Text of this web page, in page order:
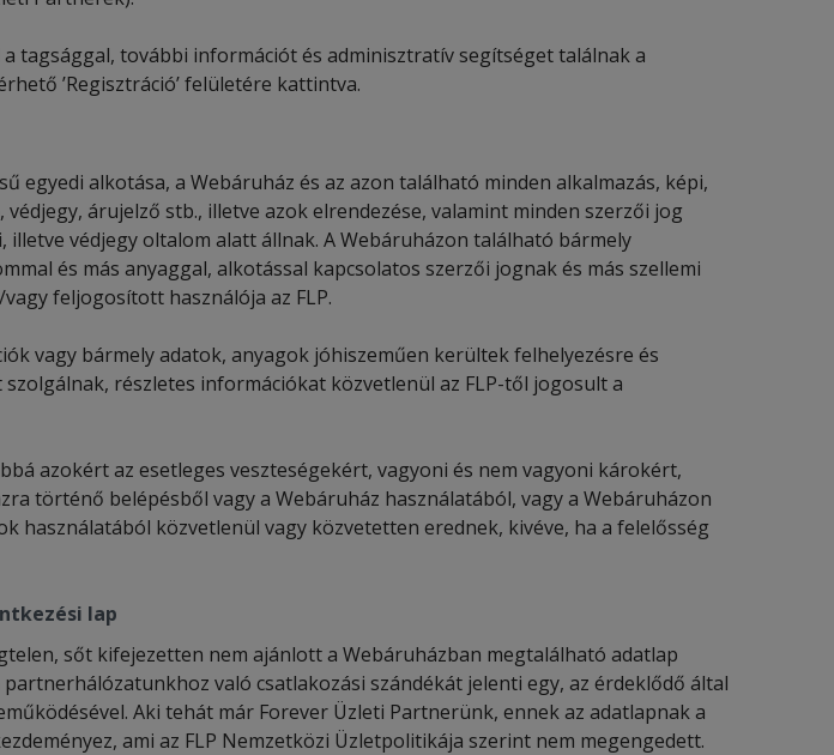
tagsággal, további információt és adminisztratív segítséget találnak a
’Regisztráció’ felületére kattintva.
egyedi alkotása, a Webáruház és az azon található minden alkalmazás, képi,
árujelző stb., illetve azok elrendezése, valamint minden szerzői jog
védjegy oltalom alatt állnak. A Webáruházon található bármely
és más anyaggal, alkotással kapcsolatos szerzői jognak és más szellemi
feljogosított használója az FLP.
vagy bármely adatok, anyagok jóhiszeműen kerültek felhelyezésre és
részletes információkat közvetlenül az FLP-től jogosult a
azokért az esetleges veszteségekért, vagyoni és nem vagyoni károkért,
történő belépésből vagy a Webáruház használatából, vagy a Webáruházon
használatából közvetlenül vagy közvetetten erednek, kivéve, ha a felelősség
lap
sőt kifejezetten nem ajánlott a Webáruházban megtalálható adatlap
partnerhálózatunkhoz való csatlakozási szándékát jelenti egy, az érdeklődő által
Aki tehát már Forever Üzleti Partnerünk, ennek az adatlapnak a
ami az FLP Nemzetközi Üzletpolitikája szerint nem megengedett.